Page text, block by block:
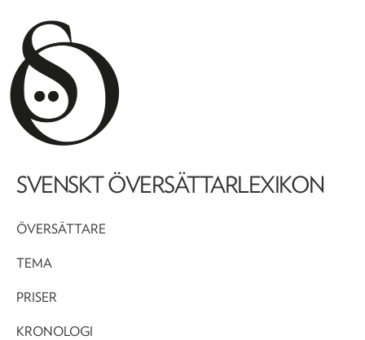
SVENSKT ÖVERSÄTTARLEXIKON
ÖVERSÄTTARE
TEMA
PRISER
KRONOLOGI